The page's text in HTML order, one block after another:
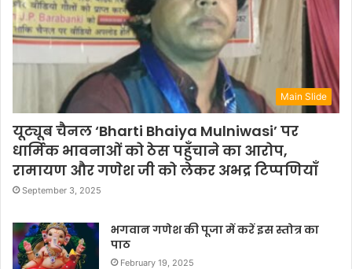
Main Slide
यूट्यूब चैनल ‘Bharti Bhaiya Mulniwasi’ पर
धार्मिक भावनाओं को ठेस पहुँचाने का आरोप,
रामायण और गणेश जी को लेकर अभद्र टिप्पणियाँ
September 3, 2025
भगवान गणेश की पूजा में करें इस स्तोत्र का
पाठ
February 19, 2025